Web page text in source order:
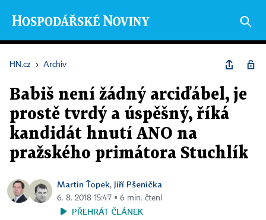
HN.cz › Archiv
Babiš není žádný arciďábel, je
prostě tvrdý a úspěšný, říká
kandidát hnutí ANO na
pražského primátora Stuchlík
Martin Ťopek, Jiří Pšenička
6. 8. 2018 15:47 ▪ 6 min. čtení
PŘEHRÁT ČLÁNEK